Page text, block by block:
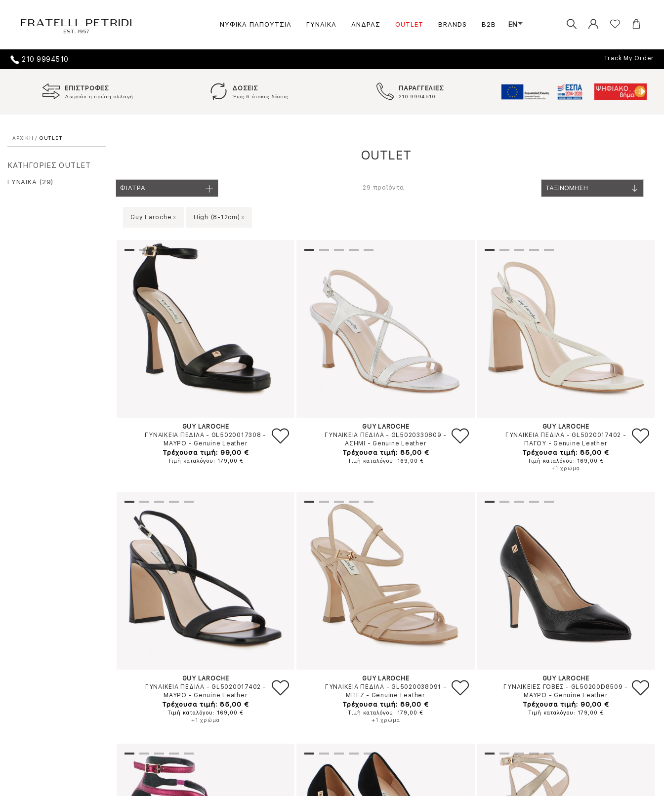
ΝΥΦΙΚΑ ΠΑΠΟΥΤΣΙΑ ΓΥΝΑΙΚΑ ΑΝΔΡΑΣ OUTLET BRANDS B2B EN
210 9994510 Track My Order
ΕΠΙΣΤΡΟΦΕΣ
Δωρεάν η πρώτη αλλαγή
ΔΟΣΕΙΣ
Έως 6 άτοκες δόσεις
ΠΑΡΑΓΓΕΛΙΕΣ
210 9994510
ΑΡΧΙΚΗ / OUTLET
ΚΑΤΗΓΟΡΙΕΣ OUTLET
ΓΥΝΑΙΚΑ (29)
OUTLET
ΦΙΛΤΡΑ 29 προϊόντα ΤΑΞΙΝΟΜΗΣΗ
Guy Laroche x High (8-12cm) x
GUY LAROCHE
ΓΥΝΑΙΚΕΙΑ ΠΕΔΙΛΑ - GL5020017308 -
ΜΑΥΡΟ - Genuine Leather
Τρέχουσα τιμή: 99,00 €
Τιμή καταλόγου: 179,00 €
GUY LAROCHE
ΓΥΝΑΙΚΕΙΑ ΠΕΔΙΛΑ - GL5020330809 -
ΑΣΗΜΙ
- Genuine Leather
Τρέχουσα τιμή: 85,00 €
Τιμή καταλόγου: 169,00 €
GUY LAROCHE
ΓΥΝΑΙΚΕΙΑ ΠΕΔΙΛΑ - GL5020017402 -
ΠΑΓΟΥ - Genuine Leather
Τρέχουσα τιμή: 85,00 €
Τιμή καταλόγου: 169,00 €
+1 χρώμα
GUY LAROCHE
ΓΥΝΑΙΚΕΙΑ ΠΕΔΙΛΑ - GL5020017402 -
ΜΑΥΡΟ - Genuine Leather
Τρέχουσα τιμή: 85,00 €
Τιμή καταλόγου: 169,00 €
+1 χρώμα
GUY LAROCHE
ΓΥΝΑΙΚΕΙΑ ΠΕΔΙΛΑ - GL5020038091
-
ΜΠΕΖ - Genuine Leather
Τρέχουσα τιμή: 89,00 €
Τιμή καταλόγου: 179,00 €
+1 χρώμα
GUY LAROCHE
ΓΥΝΑΙΚΕΙΕΣ ΓΟΒΕΣ - GL50200D8509 -
ΜΑΥΡΟ - Genuine Leather
Τρέχουσα τιμή: 90,00 €
Τιμή καταλόγου: 179,00 €